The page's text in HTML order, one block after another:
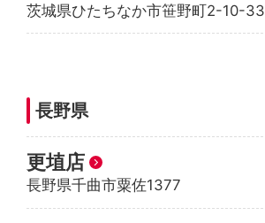
茨城県ひたちなか市笹野町2-10-33
長野県
更埴店
長野県千曲市粟佐1377